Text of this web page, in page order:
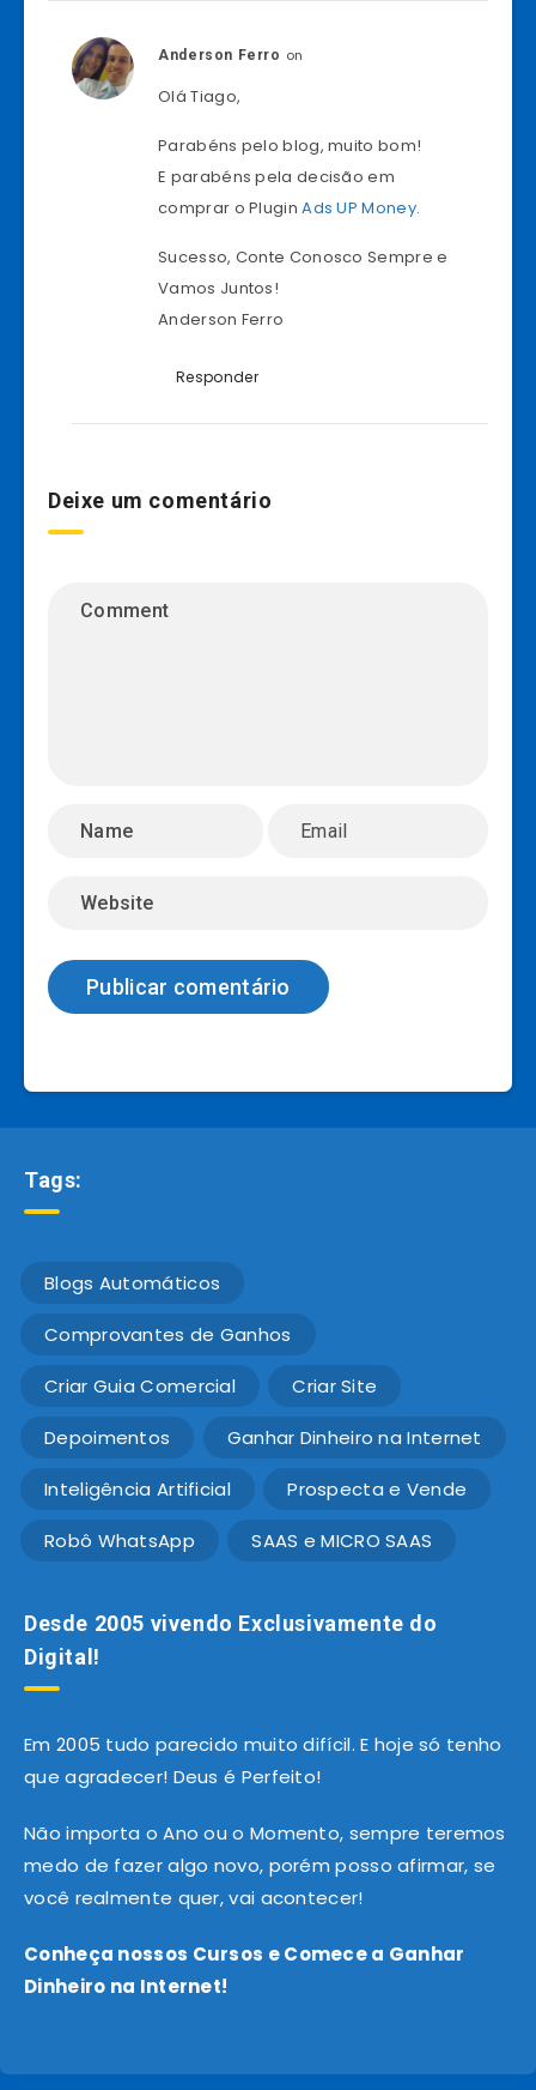
Anderson Ferro on
Olá Tiago,
Parabéns pelo blog, muito bom!
E parabéns pela decisão em
comprar o PluginAds UP Money.
Sucesso, Conte Conosco Sempre e
Vamos Juntos!
Anderson Ferro
Responder
Deixe um comentário
Tags:
Blogs Automáticos
Comprovantes de Ganhos
Criar Guia Comercial Criar Site
Depoimentos Ganhar Dinheiro na Internet
Inteligência Artificial Prospecta e Vende
Robô WhatsApp SAAS e MICRO SAAS
Desde 2005 vivendo Exclusivamente do
Digital!
Em 2005 tudo parecido muito difícil. E hoje só tenho
que agradecer! Deus é Perfeito!
Não importa o Ano ou o Momento, sempre teremos
medo de fazer algo novo, porém posso afirmar, se
você realmente quer, vai acontecer!
Conheça nossos Cursos e Comece a Ganhar
Dinheiro na Internet!